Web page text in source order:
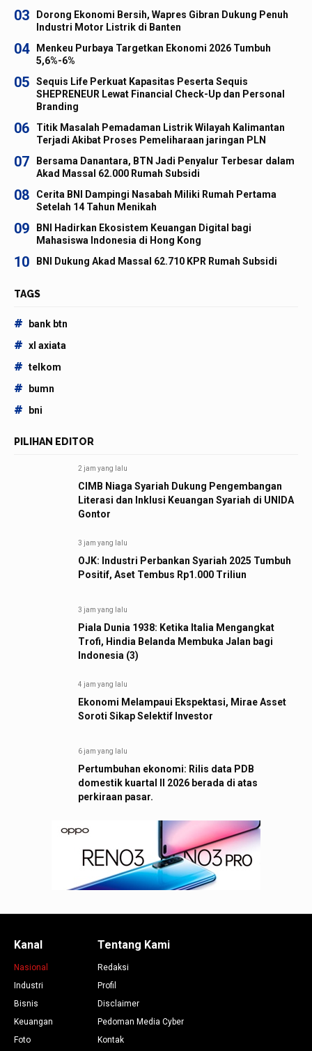
03
Dorong Ekonomi Bersih, Wapres Gibran Dukung Penuh
Industri Motor Listrik di Banten
04
Menkeu Purbaya Targetkan Ekonomi 2026 Tumbuh
5,6%-6%
05
Sequis Life Perkuat Kapasitas Peserta Sequis
SHEPRENEUR Lewat Financial Check-Up dan Personal
Branding
06
Titik Masalah Pemadaman Listrik Wilayah Kalimantan
Terjadi Akibat Proses Pemeliharaan jaringan PLN
07
Bersama Danantara, BTN Jadi Penyalur Terbesar dalam
Akad Massal 62.000 Rumah Subsidi
08
Cerita BNI Dampingi Nasabah Miliki Rumah Pertama
Setelah 14 Tahun Menikah
09
BNI Hadirkan Ekosistem Keuangan Digital bagi
Mahasiswa Indonesia di Hong Kong
10 BNI Dukung Akad Massal 62.710 KPR Rumah Subsidi
TAGS
# bank btn
# xl axiata
# telkom
# bumn
# bni
PILIHAN EDITOR
2 jam yang lalu
CIMB Niaga Syariah Dukung Pengembangan
Literasi dan Inklusi Keuangan Syariah di UNIDA
Gontor
3 jam yang lalu
OJK: Industri Perbankan Syariah 2025 Tumbuh
Positif, Aset Tembus Rp1.000 Triliun
3 jam yang lalu
Piala Dunia 1938: Ketika Italia Mengangkat
Trofi, Hindia Belanda Membuka Jalan bagi
Indonesia (3)
4 jam yang lalu
Ekonomi Melampaui Ekspektasi, Mirae Asset
Soroti Sikap Selektif Investor
6 jam yang lalu
Pertumbuhan ekonomi: Rilis data PDB
domestik kuartal II 2026 berada di atas
perkiraan pasar.
Kanal
Nasional
Industri
Bisnis
Keuangan
Foto
Tentang Kami
Redaksi
Profil
Disclaimer
Pedoman Media Cyber
Kontak